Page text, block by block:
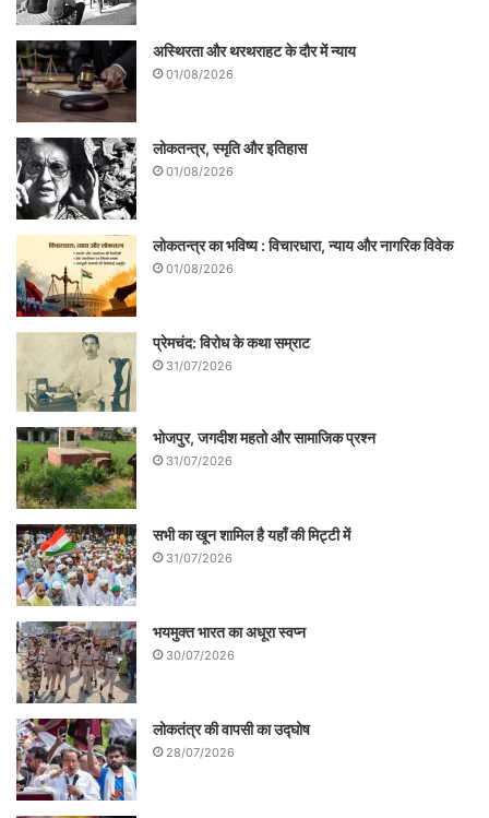
अस्थिरता और थरथराहट के दौर में न्याय
01/08/2026
लोकतन्त्र, स्मृति और इतिहास
01/08/2026
लोकतन्त्र का भविष्य : विचारधारा, न्याय और नागरिक विवेक
01/08/2026
प्रेमचंद: विरोध के कथा सम्राट
31/07/2026
भोजपुर, जगदीश महतो और सामाजिक प्रश्न
31/07/2026
सभी का खून शामिल है यहाँ की मिट्टी में
31/07/2026
भयमुक्त भारत का अधूरा स्वप्न
30/07/2026
लोकतंत्र की वापसी का उद्घोष
28/07/2026